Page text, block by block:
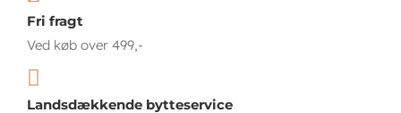
Fri fragt
Ved køb over 499,-

Landsdækkende bytteservice